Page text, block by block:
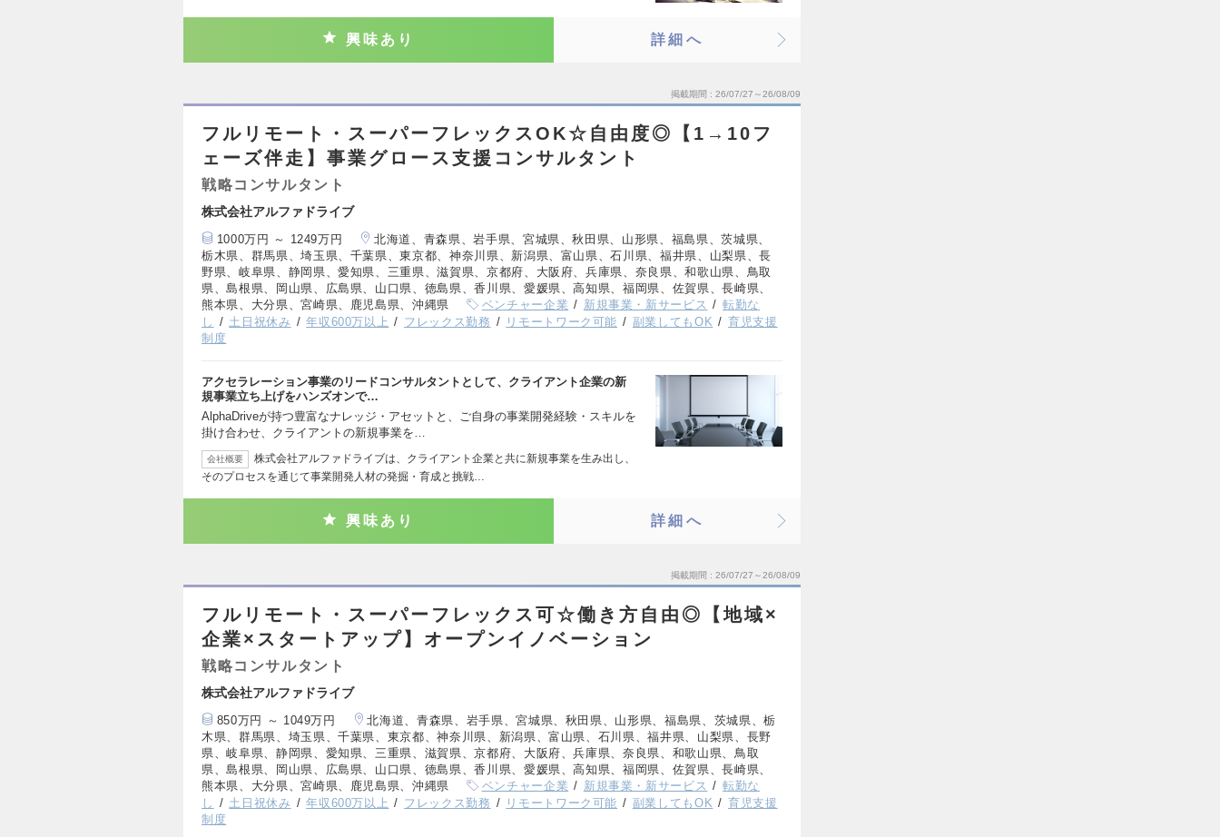
興味あり 詳細へ
掲載期間 26/07/27～26/08/09
フルリモート・スーパーフレックスOK☆自由度◎【1→10フ
ェーズ伴走】事業グロース支援コンサルタント
戦略コンサルタント
株式会社アルファドライブ
1000万円 ～ 1249万円
北海道、青森県、岩手県、宮城県、秋田県、山形県、福島県、茨城県、
栃木県、群馬県、埼玉県、千葉県、東京都、神奈川県、新潟県、富山県、石川県、福井県、山梨県、長
野県、岐阜県、静岡県、愛知県、三重県、滋賀県、京都府、大阪府、兵庫県、奈良県、和歌山県、鳥取
県、島根県、岡山県、広島県、山口県、徳島県、香川県、愛媛県、高知県、福岡県、佐賀県、長崎県、
熊本県、大分県、宮崎県、鹿児島県、沖縄県
ベンチャー企業 新規事業・新サービス
転勤な
し
土日祝休み 年収600万以上 フレックス勤務 リモートワーク可能 副業してもOK
育児支援
制度
アクセラレーション事業のリードコンサルタントとして、クライアント企業の新
規事業立ち上げをハンズオンで…
AlphaDriveが持つ豊富なナレッジ・アセットと、ご自身の事業開発経験・スキルを
掛け合わせ、クライアントの新規事業を…
会社概要
株式会社アルファドライブは、クライアント企業と共に新規事業を生み出し、
そのプロセスを通じて事業開発人材の発掘・育成と挑戦…
興味あり 詳細へ
掲載期間 26/07/27～26/08/09
フルリモート・スーパーフレックス可☆働き方自由◎【地域×
企業×スタートアップ】オープンイノベーション
戦略コンサルタント
株式会社アルファドライブ
850万円 ～ 1049万円
北海道、青森県、岩手県、宮城県、秋田県、山形県、福島県、茨城県、栃
木県、群馬県、埼玉県、千葉県、東京都、神奈川県、新潟県、富山県、石川県、福井県、山梨県、長野
県、岐阜県、静岡県、愛知県、三重県、滋賀県、京都府、大阪府、兵庫県、奈良県、和歌山県、鳥取
県、島根県、岡山県、広島県、山口県、徳島県、香川県、愛媛県、高知県、福岡県、佐賀県、長崎県、
熊本県、大分県、宮崎県、鹿児島県、沖縄県
ベンチャー企業 新規事業・新サービス
転勤な
し
土日祝休み 年収600万以上 フレックス勤務 リモートワーク可能 副業してもOK
育児支援
制度